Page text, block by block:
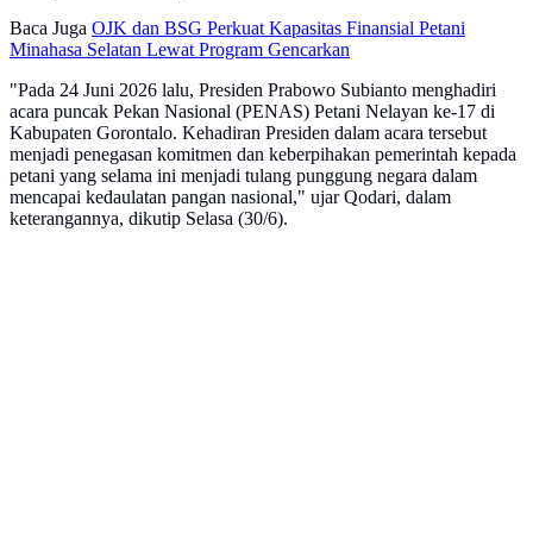
Baca Juga OJK dan BSG Perkuat Kapasitas Finansial Petani
Minahasa Selatan Lewat Program Gencarkan
"Pada 24 Juni 2026 lalu, Presiden Prabowo Subianto menghadiri
acara puncak Pekan Nasional (PENAS) Petani Nelayan ke-17 di
Kabupaten Gorontalo. Kehadiran Presiden dalam acara tersebut
menjadi penegasan komitmen dan keberpihakan pemerintah kepada
petani yang selama ini menjadi tulang punggung negara dalam
mencapai kedaulatan pangan nasional," ujar Qodari, dalam
keterangannya, dikutip Selasa (30/6).